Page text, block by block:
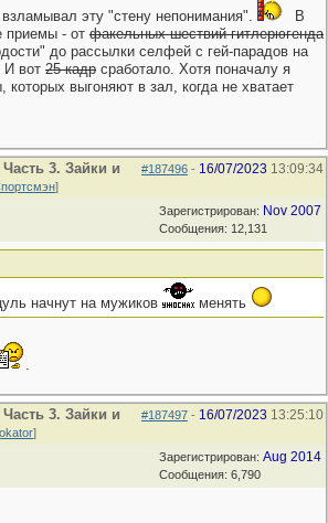
эту "стену непонимания".
В
приемы - от факельных шествий гитлерюгенда
до рассылки селфей с гей-парадов на
И вот 25 кадр сработало. Хотя поначалу я
выгоняют в зал, когда не хватает
#187496 - 16/07/2023 13:09:34
3. Зайки и
]
Зарегистрирован: Nov 2007
Сообщения: 12,131
начнут на мужиков менять
.
#187497 - 16/07/2023 13:25:10
3. Зайки и
]
Зарегистрирован: Aug 2014
Сообщения: 6,790